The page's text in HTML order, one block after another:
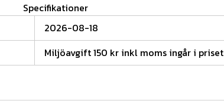
Specifikationer
2026-08-18
Miljöavgift 150 kr inkl moms ingår i priset